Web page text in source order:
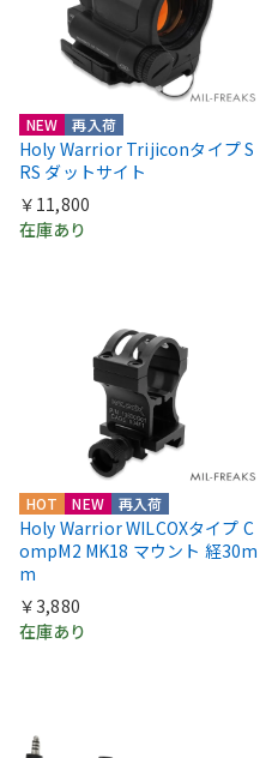
NEW 再入荷
Holy Warrior Trijiconタイプ S
RS ダットサイト
￥11,800
在庫あり
HOT NEW 再入荷
Holy Warrior WILCOXタイプ C
ompM2 MK18 マウント 経30m
m
￥3,880
在庫あり